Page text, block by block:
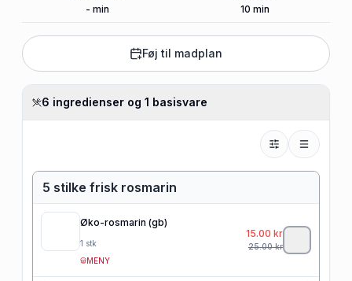
- min
10 min
Føj til madplan
6 ingredienser og 1 basisvare
5 stilke frisk rosmarin
Øko-rosmarin (gb)
1 stk
MENY
15.00 kr
25.00kr